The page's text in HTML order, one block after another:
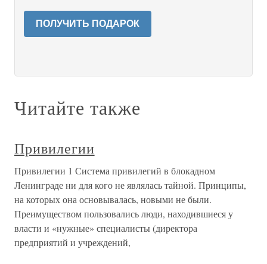
ПОЛУЧИТЬ ПОДАРОК
Читайте также
Привилегии
Привилегии 1 Система привилегий в блокадном
Ленинграде ни для кого не являлась тайной. Принципы,
на которых она основывалась, новыми не были.
Преимуществом пользовались люди, находившиеся у
власти и «нужные» специалисты (директора
предприятий и учреждений,